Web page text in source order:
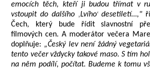
emocích těch, kteří ji budou třímat v
vstoupit do dalšího ‚Lvího‘desetiletí…,"
Čech, který bude řídit slavnostní
filmových cen.A moderátor večera
doplňuje: „Český lev není žádný
tento večer vždycky takové maso. S tím
na něm podílí, počítat. Budeme k tomu